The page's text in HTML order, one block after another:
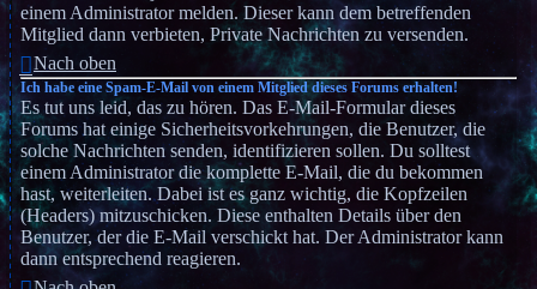
einem Administrator melden. Dieser kann dem betreffenden
Mitglied dann verbieten, Private Nachrichten zu versenden.
Nach oben
Ich habe eine Spam-E-Mail von einem Mitglied dieses Forums erhalten!
Es tut uns leid, das zu hören. Das E-Mail-Formular dieses
Forums hat einige Sicherheitsvorkehrungen, die Benutzer, die
solche Nachrichten senden, identifizieren sollen. Du solltest
einem Administrator die komplette E-Mail, die du bekommen
hast, weiterleiten. Dabei ist es ganz wichtig, die Kopfzeilen
(Headers) mitzuschicken. Diese enthalten Details über den
Benutzer, der die E-Mail verschickt hat. Der Administrator kann
dann entsprechend reagieren.